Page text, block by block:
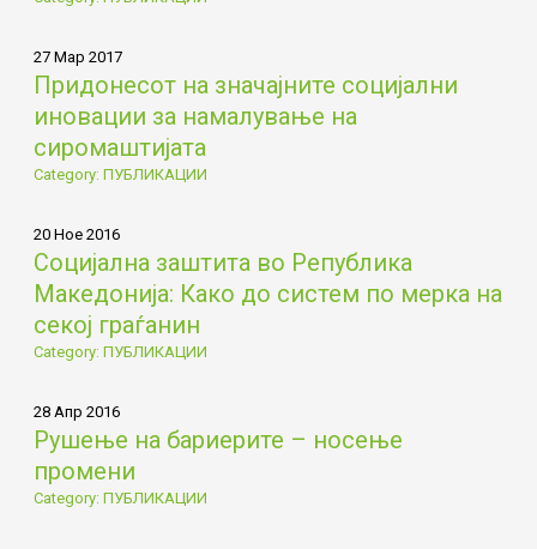
27 Мар 2017
Придонесот на значајните социјални
иновации за намалување на
сиромаштијата
Category: ПУБЛИКАЦИИ
20 Ное 2016
Социјална заштита во Република
Македонија: Како до систем по мерка на
секој граѓанин
Category: ПУБЛИКАЦИИ
28 Апр 2016
Рушење на бариерите – носење
промени
Category: ПУБЛИКАЦИИ